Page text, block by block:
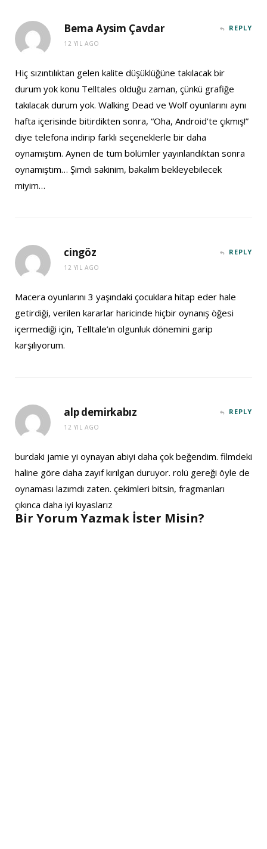
Berna Aysim Çavdar
12 YIL AGO
REPLY
Hiç sızıntılıktan gelen kalite düşüklüğüne takılacak bir
durum yok konu Telltales olduğu zaman, çünkü grafiğe
takılacak durum yok. Walking Dead ve Wolf oyunlarını aynı
hafta içerisinde bitirdikten sonra, “Oha, Android’te çıkmış!”
diye telefona indirip farklı seçeneklerle bir daha
oynamıştım. Aynen de tüm bölümler yayınlandıktan sonra
oynamıştım… Şimdi sakinim, bakalım bekleyebilecek
miyim…
cingöz
12 YIL AGO
REPLY
Macera oyunlarını 3 yaşındaki çocuklara hitap eder hale
getirdiği, verilen kararlar haricinde hiçbir oynanış öğesi
içermediği için, Telltale’ın olgunluk dönemini garip
karşılıyorum.
alp demirkabız
12 YIL AGO
REPLY
burdaki jamie yi oynayan abiyi daha çok beğendim. filmdeki
haline göre daha zayıf kırılgan duruyor. rolü gereği öyle de
oynaması lazımdı zaten. çekimleri bitsin, fragmanları
çıkınca daha iyi kıyaslarız
Bir Yorum Yazmak İster Misin?